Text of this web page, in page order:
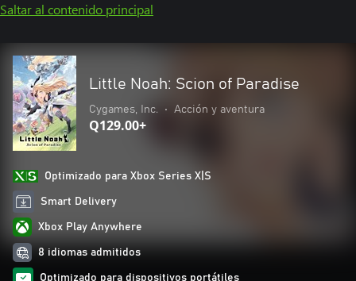
Saltar al contenido principal
Little Noah: Scion of Paradise
Cygames, Inc. • Acción y aventura
Q129.00+
Optimizado para Xbox Series X|S
Smart Delivery
Xbox Play Anywhere
8 idiomas admitidos
Optimizado para dispositivos portátiles